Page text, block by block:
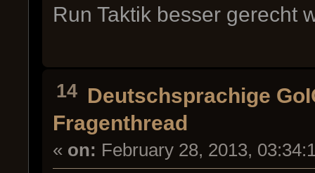
Run Taktik besser gerecht
14 Deutschsprachige
Fragenthread
« on: February 28, 2013,